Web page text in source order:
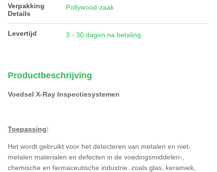
Verpakking
Details
Pollywood-zaak
Levertijd 3 - 30 dagen na betaling
Productbeschrijving
Voedsel X-Ray Inspectiesystemen
Toepassing:
Het wordt gebruikt voor het detecteren van metalen en niet-
metalen materialen en defecten in de voedingsmiddelen-,
chemische en farmaceutische industrie. zoals glas, keramiek,